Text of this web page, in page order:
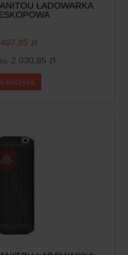
ŁADOWARKA
zł
2 030,85 zł
koszyka